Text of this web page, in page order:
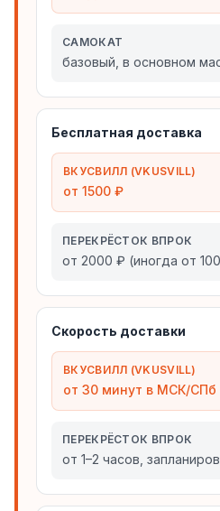
САМОКАТ
базовый, в основном
Бесплатная доставка
ВКУСВИЛЛ (VKUSVILL)
от 1500 ₽
ПЕРЕКРЁСТОК ВПРОК
от 2000 ₽ (иногда от
Скорость доставки
ВКУСВИЛЛ (VKUSVILL)
от 30 минут в МСК/СПб
ПЕРЕКРЁСТОК ВПРОК
от 1–2 часов,